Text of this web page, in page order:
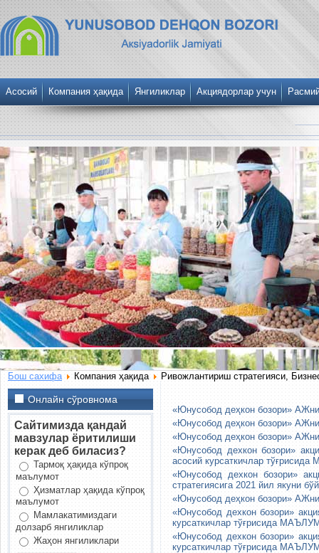
Асосий Компания ҳақида Янгиликлар Акциядорлар учун
Бош сахифа Компания ҳақида Ривожлантириш стратегияси,
Онлайн сўровнома
Сайтимизда қандай
мавзулар ёритилиши
керак деб биласиз?
Тармоқ ҳақида кўпроқ
маълумот
Ҳизматлар ҳақида кўпроқ
маълумот
Мамлакатимиздаги
долзарб янгиликлар
Жаҳон янгиликлари
«Юнусобод деҳкон бозори»
«Юнусобод деҳкон бозори»
«Юнусобод деҳкон бозори»
«Юнусобод дехкон бозори»
асосий курсаткичлар
«Юнусобод дехкон бозори»
стратегиясига 2021 йил якуни
«Юнусобод деҳкон бозори»
«Юнусобод дехкон бозори»
курсаткичлар тўғрисида
«Юнусобод дехкон бозори»
курсаткичлар тўғрисида